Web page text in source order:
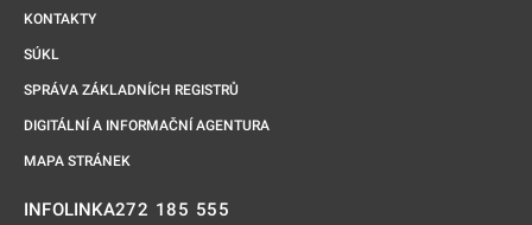
KONTAKTY
SÚKL
SPRÁVA ZÁKLADNÍCH REGISTRŮ
DIGITÁLNÍ A INFORMAČNÍ AGENTURA
MAPA STRÁNEK
INFOLINKA272 185 555